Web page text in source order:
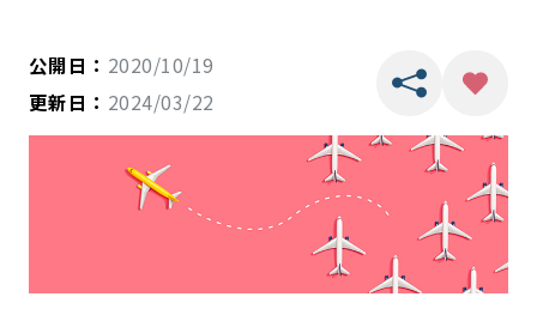
公開日： 2020/10/19
更新日： 2024/03/22